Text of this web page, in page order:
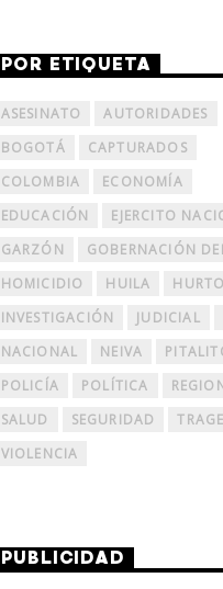
POR ETIQUETA
ASESINATO
AUTORIDADES
BOGOTÁ
CAPTURADOS
COLOMBIA
ECONOMÍA
EDUCACIÓN
EJERCITO
GARZÓN
GOBERNACIÓN
HOMICIDIO
HUILA
HURTO
INVESTIGACIÓN
JUDICIAL
NACIONAL
NEIVA
POLICÍA
POLÍTICA
SALUD
SEGURIDAD
VIOLENCIA
PUBLICIDAD